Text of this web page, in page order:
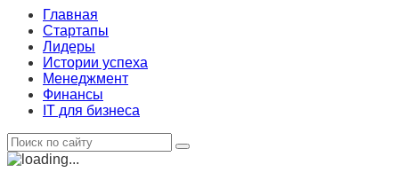
Главная
Стартапы
Лидеры
Истории успеха
Менеджмент
Финансы
IT для бизнеса